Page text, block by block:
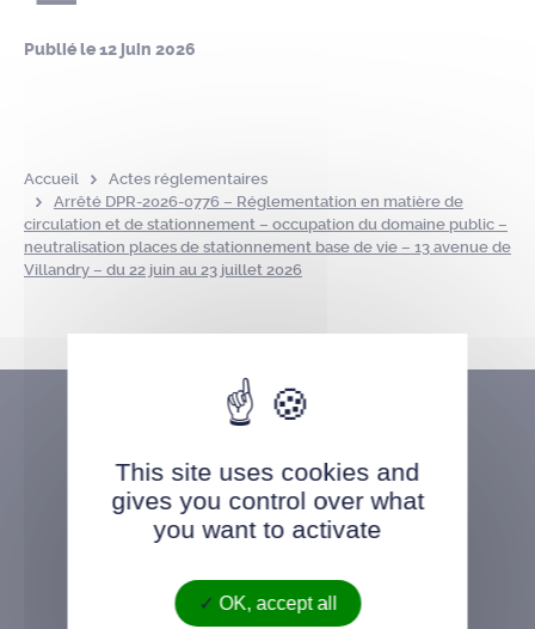
Publié le12 juin 2026
Accueil
Actes réglementaires
Arrêté DPR-2026-0776 – Réglementation en matière de
circulation et de stationnement – occupation du domaine public –
neutralisation places de stationnement base de vie – 13 avenue de
Villandry – du 22 juin au 23 juillet 2026
This site uses cookies and
gives you control over what
you want to activate
OK, accept all